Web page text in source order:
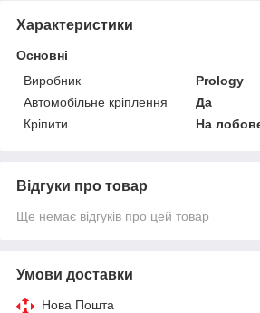
Характеристики
Основні
Виробник
Prology
Автомобільне кріплення
Да
Кріпити
На
Відгуки про товар
Ще немає відгуків про цей товар
Умови доставки
Нова Пошта